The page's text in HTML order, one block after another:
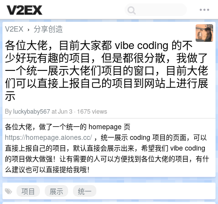
V2EX › 分享创造
各位大佬，目前大家都 vibe coding 的不
少好玩有趣的项目，但是都很分散，我做了
一个统一展示大佬们项目的窗口，目前大佬
们可以直接上报自己的项目到网站上进行展
示
By luckybaby567at Jun 3 · 1675 views
各位大佬，做了一个统一的 homepage 页
https://homepage.aiones.cc/ ，统一展示 coding 项目的页面，可以
直接上报自己的项目，默认直接会展示出来，希望我们 vibe coding
的项目做大做强！让有需要的人可以方便找到各位大佬的项目，有什
么建议也可以直接提给我哦！
项目 展示
统一